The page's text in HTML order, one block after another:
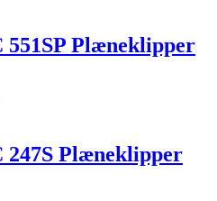
551SP Plæneklipper
247S Plæneklipper